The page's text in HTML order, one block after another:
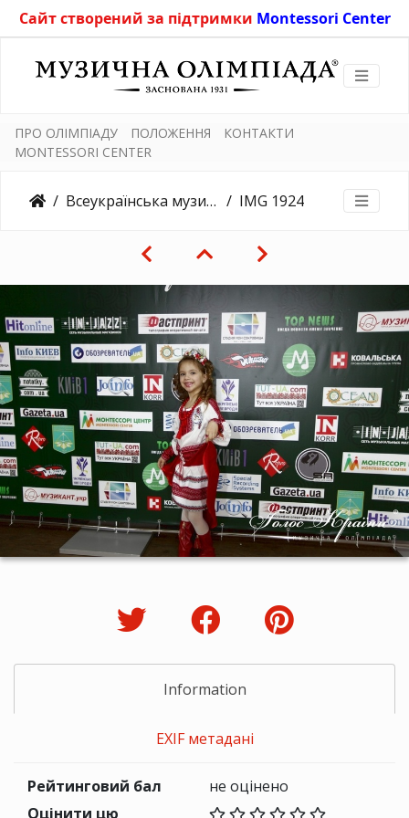
Сайт створений за підтримки Montessori Center
ПРО ОЛІМПІАДУ ПОЛОЖЕННЯ
КОНТАКТИ
MONTESSORI CENTER
Всеукраїнська музична олімпіада "Голос Країни" - ХІ (Весняна) IMG 1924
Information
EXIF метадані
Рейтинговий бал
не оцінено
Оцінити цю